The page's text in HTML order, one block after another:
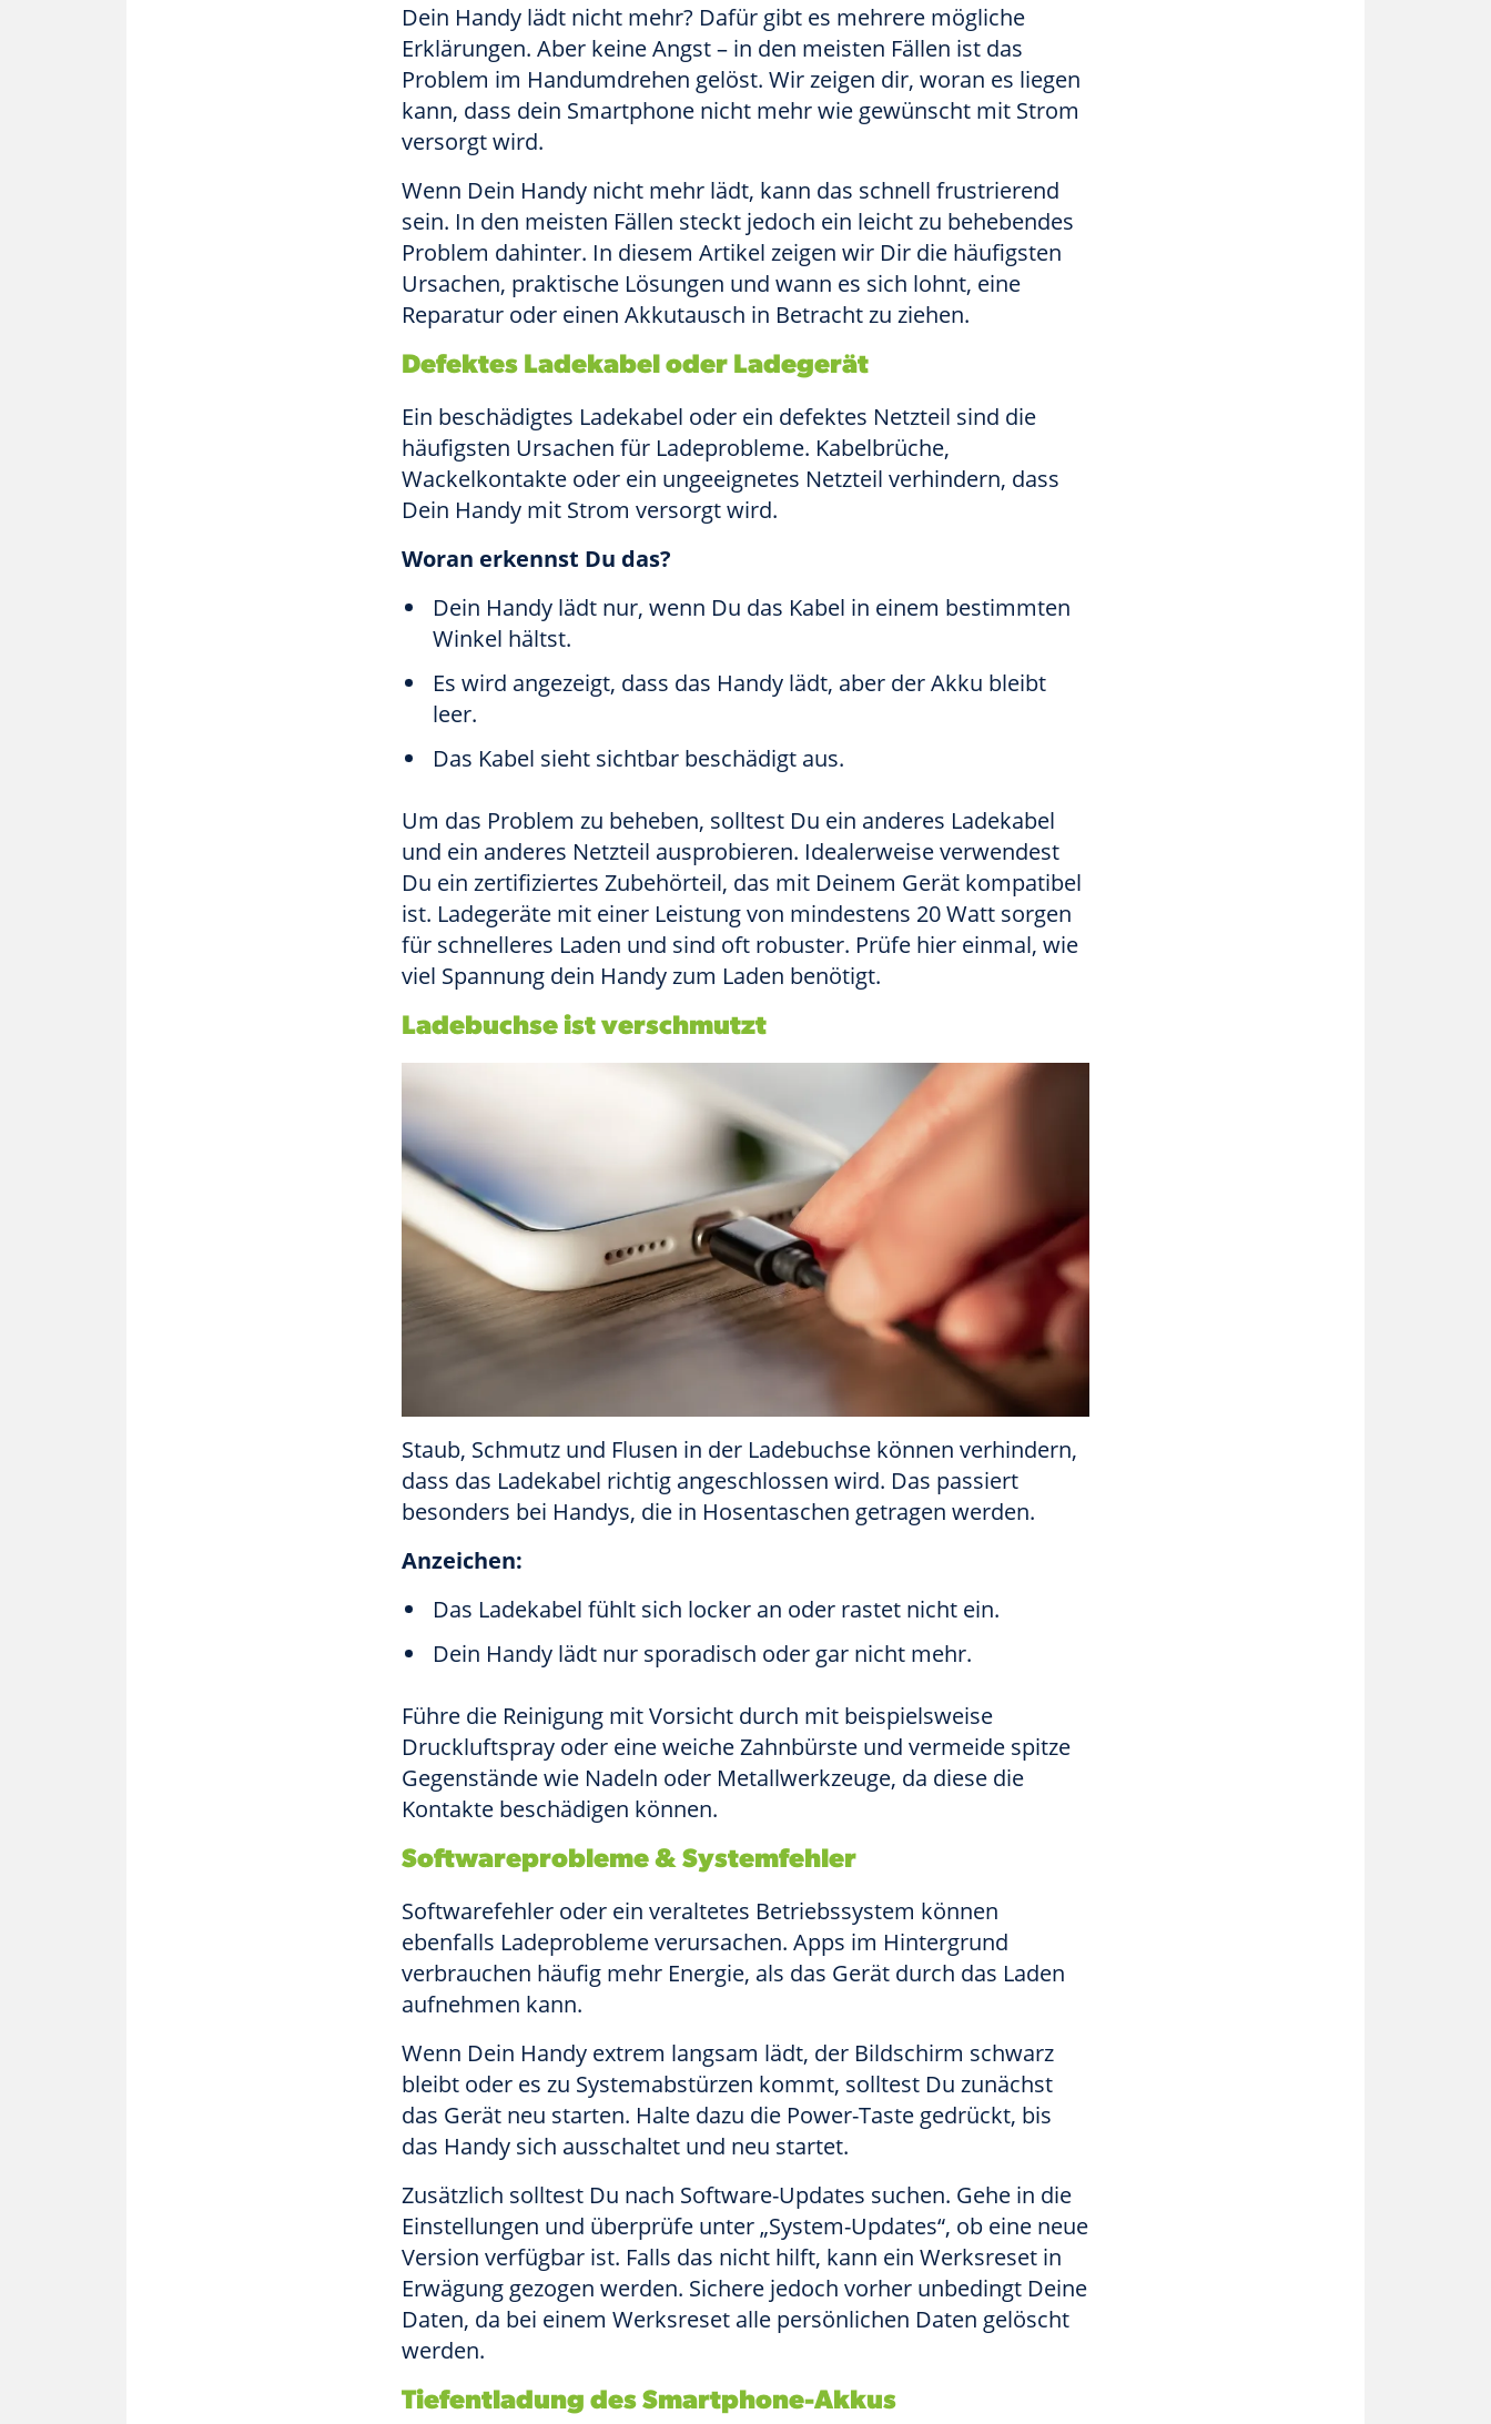
Dein Handy lädt nicht mehr? Dafür gibt es mehrere mögliche
Erklärungen. Aber keine Angst – in den meisten Fällen ist das
Problem im Handumdrehen gelöst. Wir zeigen dir, woran es liegen
kann, dass dein Smartphone nicht mehr wie gewünscht mit Strom
versorgt wird.
Wenn Dein Handy nicht mehr lädt, kann das schnell frustrierend
sein. In den meisten Fällen steckt jedoch ein leicht zu behebendes
Problem dahinter. In diesem Artikel zeigen wir Dir die häufigsten
Ursachen, praktische Lösungen und wann es sich lohnt, eine
Reparatur oder einen Akkutausch in Betracht zu ziehen.
Defektes Ladekabel oder Ladegerät
Ein beschädigtes Ladekabel oder ein defektes Netzteil sind die
häufigsten Ursachen für Ladeprobleme. Kabelbrüche,
Wackelkontakte oder ein ungeeignetes Netzteil verhindern, dass
Dein Handy mit Strom versorgt wird.
Woran erkennst Du das?
Dein Handy lädt nur, wenn Du das Kabel in einem bestimmten
Winkel hältst.
Es wird angezeigt, dass das Handy lädt, aber der Akku bleibt
leer.
Das Kabel sieht sichtbar beschädigt aus.
Um das Problem zu beheben, solltest Du ein anderes Ladekabel
und ein anderes Netzteil ausprobieren. Idealerweise verwendest
Du ein zertifiziertes Zubehörteil, das mit Deinem Gerät kompatibel
ist. Ladegeräte mit einer Leistung von mindestens 20 Watt sorgen
für schnelleres Laden und sind oft robuster. Prüfe hier einmal, wie
viel Spannung dein Handy zum Laden benötigt.
Ladebuchse ist verschmutzt
Staub, Schmutz und Flusen in der Ladebuchse können verhindern,
dass das Ladekabel richtig angeschlossen wird. Das passiert
besonders bei Handys, die in Hosentaschen getragen werden.
Anzeichen:
Das Ladekabel fühlt sich locker an oder rastet nicht ein.
Dein Handy lädt nur sporadisch oder gar nicht mehr.
Führe die Reinigung mit Vorsicht durch mit beispielsweise
Druckluftspray oder eine weiche Zahnbürste und vermeide spitze
Gegenstände wie Nadeln oder Metallwerkzeuge, da diese die
Kontakte beschädigen können.
Softwareprobleme & Systemfehler
Softwarefehler oder ein veraltetes Betriebssystem können
ebenfalls Ladeprobleme verursachen. Apps im Hintergrund
verbrauchen häufig mehr Energie, als das Gerät durch das Laden
aufnehmen kann.
Wenn Dein Handy extrem langsam lädt, der Bildschirm schwarz
bleibt oder es zu Systemabstürzen kommt, solltest Du zunächst
das Gerät neu starten. Halte dazu die Power-Taste gedrückt, bis
das Handy sich ausschaltet und neu startet.
Zusätzlich solltest Du nach Software-Updates suchen. Gehe in die
Einstellungen und überprüfe unter „System-Updates“, ob eine neue
Version verfügbar ist. Falls das nicht hilft, kann ein Werksreset in
Erwägung gezogen werden. Sichere jedoch vorher unbedingt Deine
Daten, da bei einem Werksreset alle persönlichen Daten gelöscht
werden.
Tiefentladung des Smartphone-Akkus